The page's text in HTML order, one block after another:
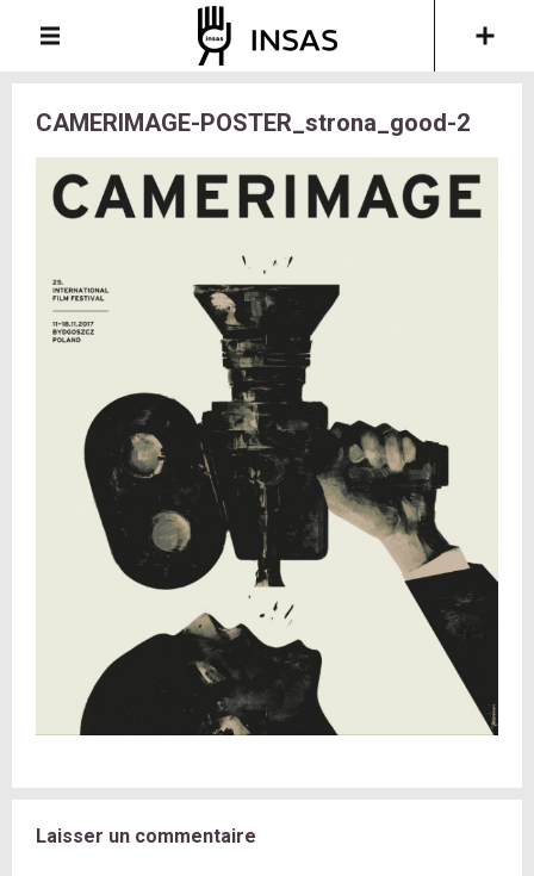
CAMERIMAGE-POSTER_strona_good-2
Laisser un commentaire